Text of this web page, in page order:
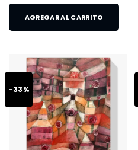
AGREGAR AL CARRITO
-33%